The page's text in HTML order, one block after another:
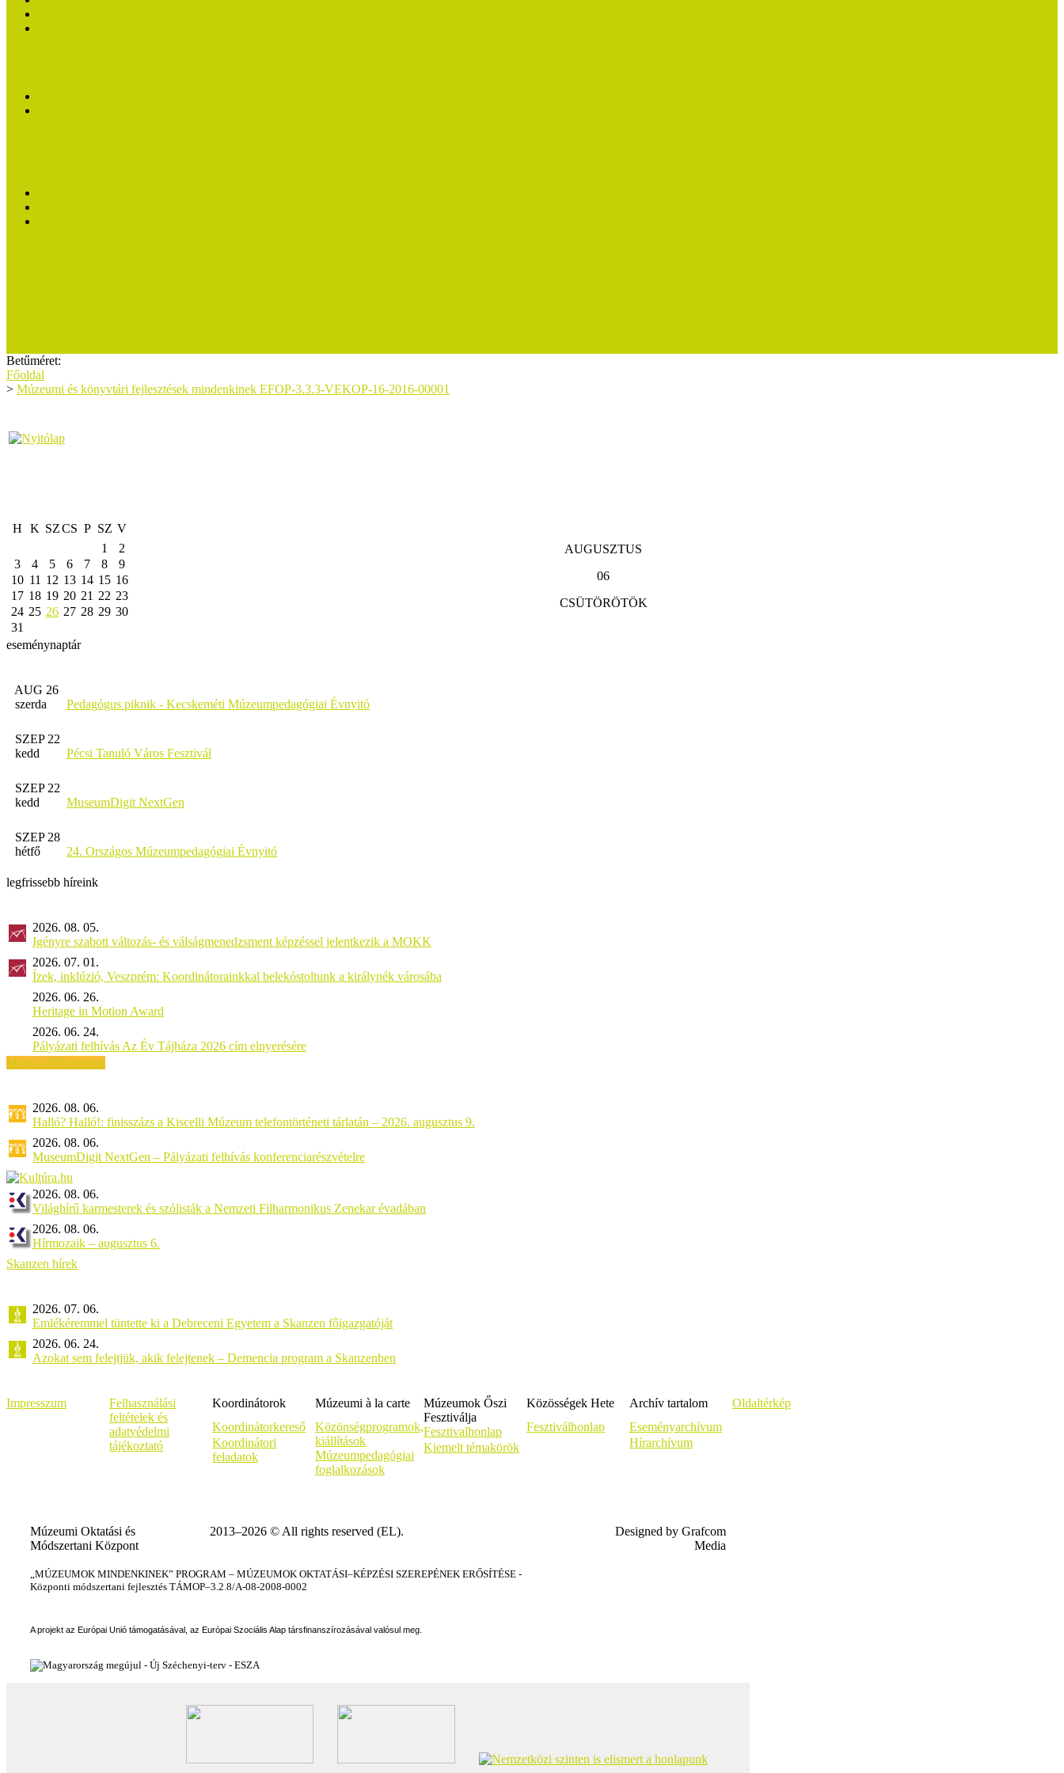
Betűméret:
Főoldal
> Múzeumi és könyvtári fejlesztések mindenkinek EFOP-3.3.3-VEKOP-16-2016-00001
H K SZCS P SZ V
1
2
3
4 5 6 7 8
9
10 11 12 13 14 15 16
17 18 19 20 21 22 23
24 25 26 27 28 29 30
31
AUGUSZTUS
06
CSÜTÖRÖTÖK
eseménynaptár
AUG 26
szerda
Pedagógus piknik - Kecskeméti Múzeumpedagógiai Évnyitó
SZEP 22
kedd
Pécsi Tanuló Város Fesztivál
SZEP 22
kedd
MuseumDigit NextGen
SZEP 28
hétfő
24. Országos Múzeumpedagógiai Évnyitó
legfrissebb híreink
2026. 08. 05.
Igényre szabott változás- és válságmenedzsment képzéssel jelentkezik a MOKK
2026. 07. 01.
Ízek, inklúzió, Veszprém: Koordinátorainkkal belekóstoltunk a királynék városába
2026. 06. 26.
Heritage in Motion Award
2026. 06. 24.
Pályázati felhívás Az Év Tájháza 2026 cím elnyerésére
Magyar Múzeumok
2026. 08. 06.
Halló? Halló!: finisszázs a Kiscelli Múzeum telefontörténeti tárlatán – 2026. augusztus 9.
2026. 08. 06.
MuseumDigit NextGen – Pályázati felhívás konferenciarészvételre
2026. 08. 06.
Világhírű karmesterek és szólisták a Nemzeti Filharmonikus Zenekar évadában
2026. 08. 06.
Hírmozaik – augusztus 6.
Skanzen hírek
2026. 07. 06.
Emlékéremmel tüntette ki a Debreceni Egyetem a Skanzen főigazgatóját
2026. 06. 24.
Azokat sem felejtjük, akik felejtenek – Demencia program a Skanzenben
Impresszum
Felhasználási
feltételek és
adatvédelmi
tájékoztató
Koordinátorok
Koordinátorkereső
Koordinátori
feladatok
Múzeumi à la carte
Közönségprogramok,
kiállítások
Múzeumpedagógiai
foglalkozások
Múzeumok Őszi
Fesztiválja
Fesztivalhonlap
Kiemelt témakörök
Közösségek Hete
Fesztiválhonlap
Archív tartalom
Eseményarchívum
Hírarchívum
Oldaltérkép
Múzeumi Oktatási és
Módszertani Központ
2013–2026 © All rights reserved (EL).
Designed by Grafcom
Media
„MÚZEUMOK MINDENKINEK” PROGRAM – MÚZEUMOK OKTATÁSI–KÉPZÉSI SZEREPÉNEK ERŐSÍTÉSE -
Központi módszertani fejlesztés TÁMOP–3.2.8/A-08-2008-0002
A projekt az Európai Unió támogatásával, az Európai Szociális Alap társfinanszírozásával valósul meg.